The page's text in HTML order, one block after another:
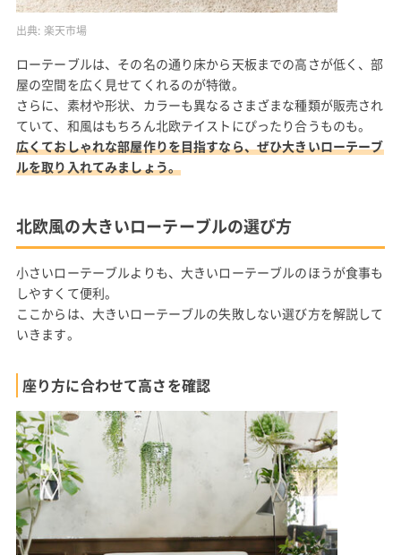
出典: 楽天市場
ローテーブルは、その名の通り床から天板までの高さが低く、部
屋の空間を広く見せてくれるのが特徴。
さらに、素材や形状、カラーも異なるさまざまな種類が販売され
ていて、和風はもちろん北欧テイストにぴったり合うものも。
広くておしゃれな部屋作りを目指すなら、ぜひ大きいローテーブ
ルを取り入れてみましょう。
北欧風の大きいローテーブルの選び方
小さいローテーブルよりも、大きいローテーブルのほうが食事も
しやすくて便利。
ここからは、大きいローテーブルの失敗しない選び方を解説して
いきます。
座り方に合わせて高さを確認